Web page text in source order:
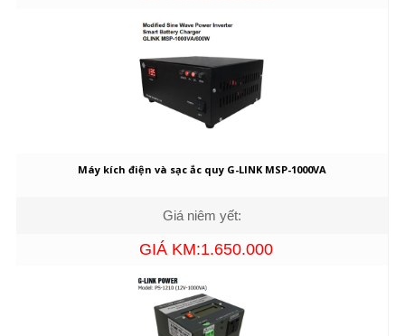
Máy kích điện và sạc ắc quy G-LINK MSP-1000VA
Giá niêm yết:
GIÁ KM:1.650.000